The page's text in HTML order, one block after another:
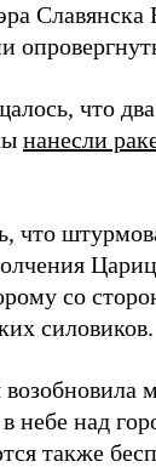
что
нанесли
что
со
силовиков.
небе над
также